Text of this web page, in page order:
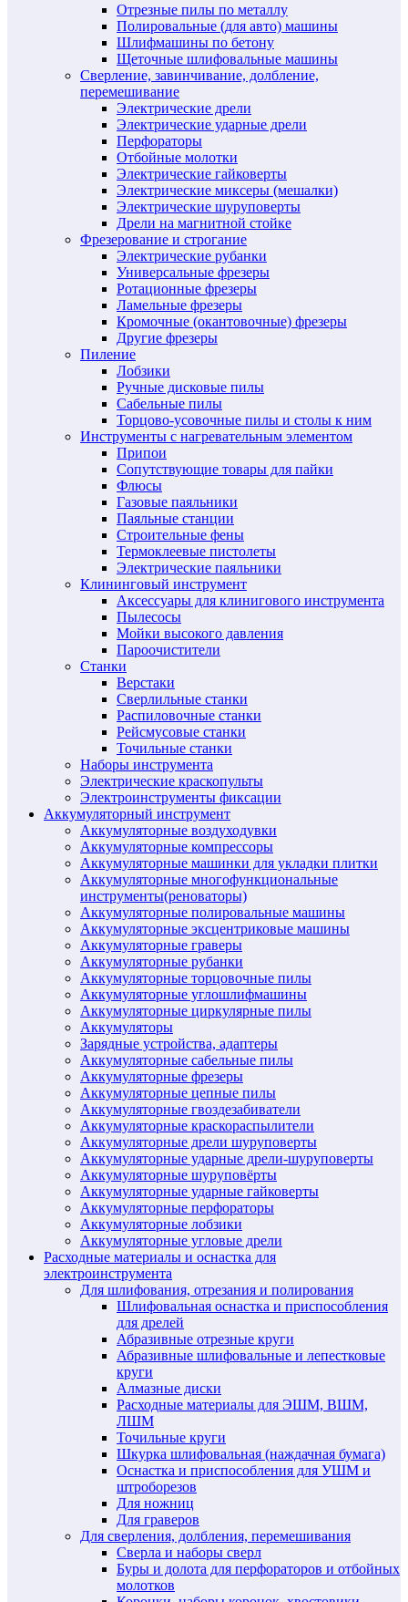
Отрезные пилы по металлу
Полировальные (для авто) машины
Шлифмашины по бетону
Щеточные шлифовальные машины
Сверление, завинчивание, долбление,
перемешивание
Электрические дрели
Электрические ударные дрели
Перфораторы
Отбойные молотки
Электрические гайковерты
Электрические миксеры (мешалки)
Электрические шуруповерты
Дрели на магнитной стойке
Фрезерование и строгание
Электрические рубанки
Универсальные фрезеры
Ротационные фрезеры
Ламельные фрезеры
Кромочные (окантовочные) фрезеры
Другие фрезеры
Пиление
Лобзики
Ручные дисковые пилы
Сабельные пилы
Торцово-усовочные пилы и столы к ним
Инструменты с нагревательным элементом
Припои
Сопутствующие товары для пайки
Флюсы
Газовые паяльники
Паяльные станции
Строительные фены
Термоклеевые пистолеты
Электрические паяльники
Клининговый инструмент
Аксессуары для клинигового инструмента
Пылесосы
Мойки высокого давления
Пароочистители
Станки
Верстаки
Сверлильные станки
Распиловочные станки
Рейсмусовые станки
Точильные станки
Наборы инструмента
Электрические краскопульты
Электроинструменты фиксации
Аккумуляторный инструмент
Аккумуляторные воздуходувки
Аккумуляторные компрессоры
Аккумуляторные машинки для укладки плитки
Аккумуляторные многофункциональные
инструменты(реноваторы)
Аккумуляторные полировальные машины
Аккумуляторные эксцентриковые машины
Аккумуляторные граверы
Аккумуляторные рубанки
Аккумуляторные торцовочные пилы
Аккумуляторные углошлифмашины
Аккумуляторные циркулярные пилы
Аккумуляторы
Зарядные устройства, адаптеры
Аккумуляторные сабельные пилы
Аккумуляторные фрезеры
Аккумуляторные цепные пилы
Аккумуляторные гвоздезабиватели
Аккумуляторные краскораспылители
Аккумуляторные дрели шуруповерты
Аккумуляторные ударные дрели-шуруповерты
Аккумуляторные шуруповёрты
Аккумуляторные ударные гайковерты
Аккумуляторные перфораторы
Аккумуляторные лобзики
Аккумуляторные угловые дрели
Расходные материалы и оснастка для
электроинструмента
Для шлифования, отрезания и полирования
Шлифовальная оснастка и приспособления
для дрелей
Абразивные отрезные круги
Абразивные шлифовальные и лепестковые
круги
Алмазные диски
Расходные материалы для ЭШМ, ВШМ,
ЛШМ
Точильные круги
Шкурка шлифовальная (наждачная бумага)
Оснастка и приспособления для УШМ и
штроборезов
Для ножниц
Для граверов
Для сверления, долбления, перемешивания
Сверла и наборы сверл
Буры и долота для перфораторов и отбойных
молотков